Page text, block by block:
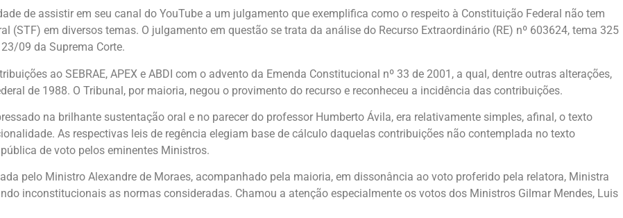
de assistir em seu canal do YouTube a um julgamento que exemplifica como o respeito à Constituição Federal não tem
(STF) em diversos temas. O julgamento em questão se trata da análise do Recurso Extraordinário (RE) nº 603624, tema 325
09 da Suprema Corte.
ao SEBRAE, APEX e ABDI com o advento da Emenda Constitucional nº 33 de 2001, a qual, dentre outras alterações,
de 1988. O Tribunal, por maioria, negou o provimento do recurso e reconheceu a incidência das contribuições.
na brilhante sustentação oral e no parecer do professor Humberto Ávila, era relativamente simples, afinal, o texto
As respectivas leis de regência elegiam base de cálculo daquelas contribuições não contemplada no texto
de voto pelos eminentes Ministros.
pelo Ministro Alexandre de Moraes, acompanhado pela maioria, em dissonância ao voto proferido pela relatora, Ministra
inconstitucionais as normas consideradas. Chamou a atenção especialmente os votos dos Ministros Gilmar Mendes, Luis